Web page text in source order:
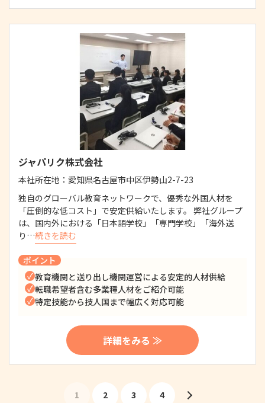
ジャパリク株式会社
本社所在地： 愛知県名古屋市中区伊勢山2-7-23
独自のグローバル教育ネットワークで、優秀な外国人材を
「圧倒的な低コスト」で安定供給いたします。 弊社グループ
は、国内外における「日本語学校」「専門学校」「海外送
り…続きを読む
ポイント
教育機関と送り出し機関運営による安定的人材供給
転職希望者含む多業種人材をご紹介可能
特定技能から技人国まで幅広く対応可能
詳細をみる ≫
1 2 3 4